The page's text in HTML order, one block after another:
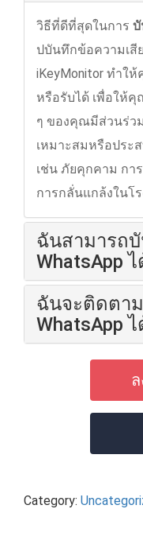
วิธีที่ดีที่สุดในการ บั
ปบันทึกข้อความเสี
iKeyMonitor ทำใ
หรือรับได้ เพื่อให้คุ
ๆ ของคุณมีส่วนร่ว
เหมาะสมหรือประ
เช่น ภัยคุกคาม ก
การกลั่นแกล้งในโร
ฉันสามารถ
WhatsApp
ฉันจะติดตา
WhatsApp
Category: